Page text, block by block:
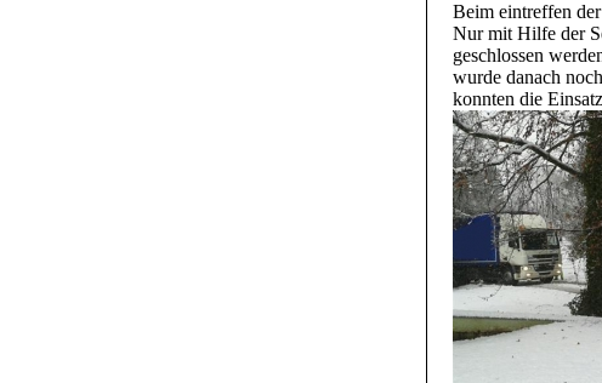
Beim eintreffen
Nur mit Hilfe der
geschlossen
wurde danach
konnten die